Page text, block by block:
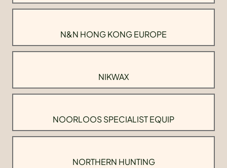
N&N HONG KONG EUROPE
NIKWAX
NOORLOOS SPECIALIST EQUIP
NORTHERN HUNTING